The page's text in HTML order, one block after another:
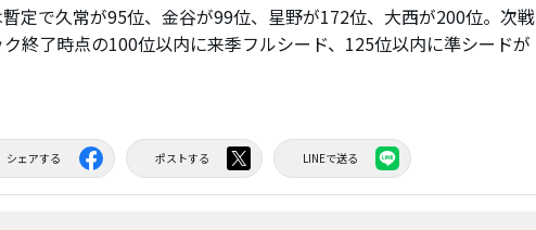
定で久常が95位、金谷が99位、星野が172位、大西が200位。次戦
終了時点の100位以内に来季フルシード、125位以内に準シードが
シェアする ポストする LINEで送る